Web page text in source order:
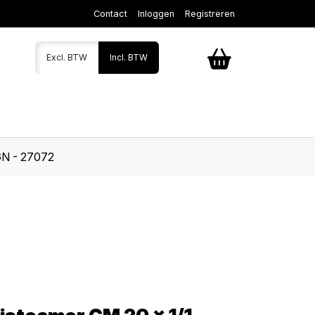
Contact Inloggen Registreren
Excl. BTW Incl. BTW
- 27072